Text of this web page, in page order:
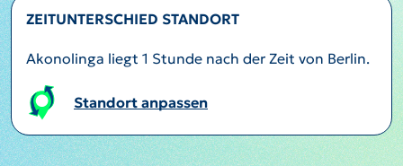
ZEITUNTERSCHIED STANDORT
Akonolinga liegt 1 Stunde nach der Zeit von Berlin.
Standort anpassen